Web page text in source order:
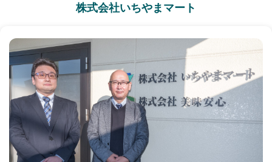
株式会社いちやまマート